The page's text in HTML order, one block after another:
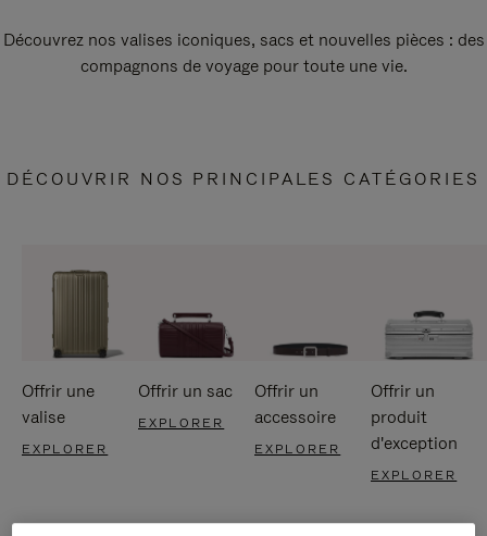
Découvrez nos valises iconiques, sacs et nouvelles pièces : des
compagnons de voyage pour toute une vie.
DÉCOUVRIR NOS PRINCIPALES CATÉGORIES
Offrir une
valise
EXPLORER
Offrir un sac
EXPLORER
Offrir un
accessoire
EXPLORER
Offrir un
produit
d'exception
EXPLORER